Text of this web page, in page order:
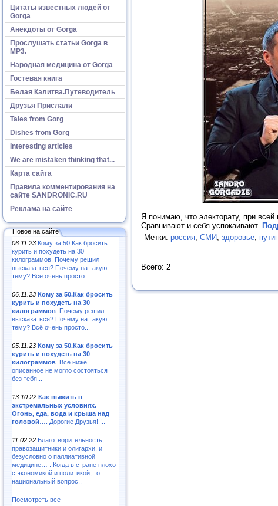
Цитаты известных людей от
Gorga
Анекдоты от Gorga
Прослушать статьи Gorga в
МР3.
Народная медицина от Gorga
Гостевая книга
Белая Калитва.Путеводитель
Друзья Прислали
Tales from Gorg
Dishes from Gorg
Interesting articles
We are mistaken thinking that...
Карта сайта
Правила комментирования на
сайте SANDRONIC.RU
Реклама на сайте
Новое на сайте
06.11.23 Кому за 50.Как бросить
курить и похудеть на 30
килограммов. Почему решил
высказаться? Почему на такую
тему? Всё очень просто...
06.11.23 Кому за 50.Как бросить
курить и похудеть на 30
килограммов . Почему решил
высказаться? Почему на такую
тему? Всё очень просто...
05.11.23 Кому за 50.Как бросить
курить и похудеть на 30
килограммов . Всё ниже
описанное не могло состояться
без тебя...
13.10.22 Как выжить в
экстремальных условиях.
Огонь, еда, вода и крыша над
головой… . Дорогие Друзья!!!..
11.02.22 Благотворительность,
правозащитники и олигархи, и
безусловно о паллиативной
медицине… . Когда в стране плохо
с экономикой и политикой, то
национальный вопрос..
Посмотреть все
Я понимаю, что электорату, при всей
Сравнивают и себя успокаивают.
Метки: россия, СМИ, здоровье,
Всего: 2